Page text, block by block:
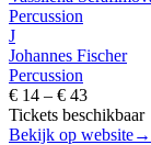
Percussion
J
Johannes Fischer
Percussion
€ 14 – € 43
Tickets beschikbaar
Bekijk op website→